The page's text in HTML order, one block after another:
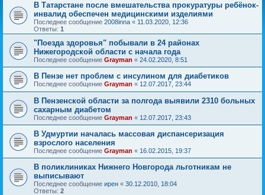
В Татарстане после вмешательства прокуратуры ребёнок-
инвалид обеспечен медицинскими изделиями
Последнее сообщение 2008inna « 11.03.2020, 12:36
Ответы: 1
"Поезда здоровья" побывали в 24 районах
Нижегородской области с начала года
Последнее сообщение Grayman « 24.02.2020, 8:51
В Пензе нет проблем с инсулином для диабетиков
Последнее сообщение Grayman « 12.07.2017, 23:44
В Пензенской области за полгода выявили 2310 больных
сахарным диабетом
Последнее сообщение Grayman « 12.07.2017, 23:43
В Удмуртии началась массовая диспансеризация
взрослого населения
Последнее сообщение Grayman « 16.02.2015, 19:37
В поликлиниках Нижнего Новгорода льготникам не
выписывают
Последнее сообщение ирен « 30.12.2010, 18:04
Ответы: 2